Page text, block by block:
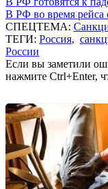
В РФ во время рейса
СПЕЦТЕМА:
ТЕГИ: Россия,
России
Если вы заметили
нажмите Ctrl+Enter,